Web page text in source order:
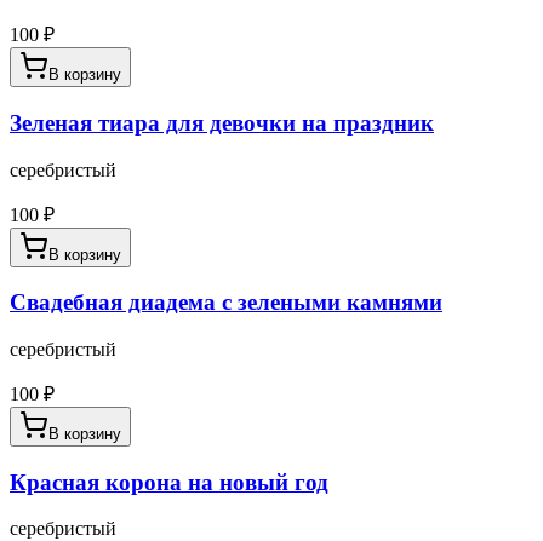
100 ₽
В корзину
Зеленая тиара для девочки на праздник
серебристый
100 ₽
В корзину
Свадебная диадема с зелеными камнями
серебристый
100 ₽
В корзину
Красная корона на новый год
серебристый